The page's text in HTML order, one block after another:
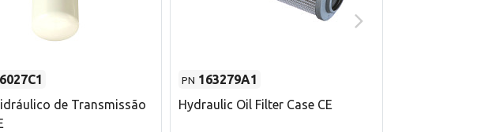
de Transmissão
PN 163279A1
Hydraulic Oil Filter Case CE